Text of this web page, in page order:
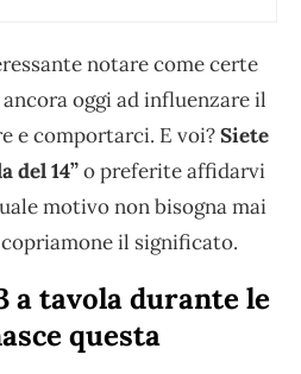
notare come certe
oggi ad influenzare il
e comportarci. E voi?Siete
del 14”o preferite affidarvi
motivo non bisogna mai
il significato.
a tavola durante le
questa